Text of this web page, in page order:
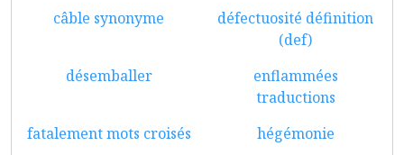
câble synonyme
défectuosité définition
(def)
désemballer
enflammées
traductions
fatalement mots croisés
hégémonie